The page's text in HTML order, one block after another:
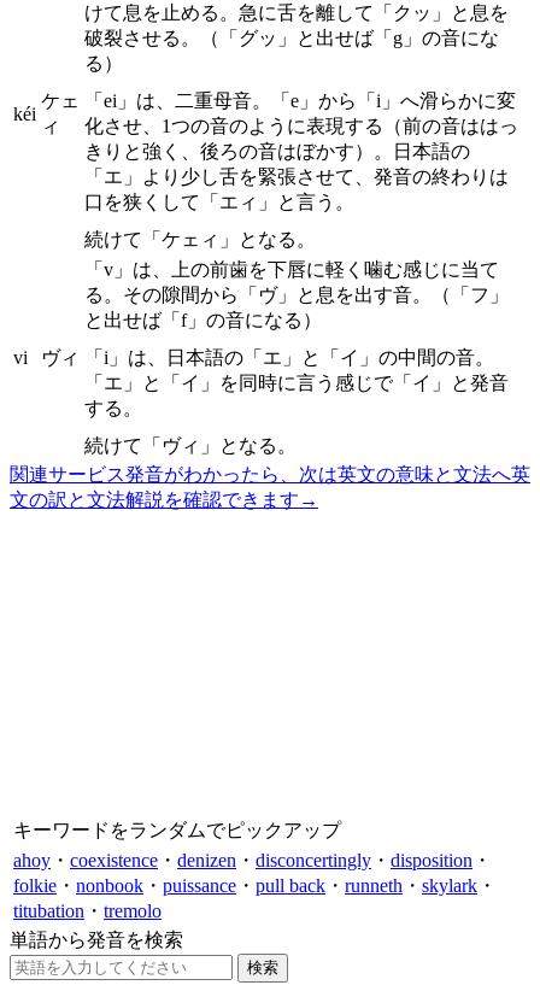
kéi
ケェ
ィ
けて息を止める。急に舌を離して「クッ」と息を
破裂させる。（「グッ」と出せば「g」の音にな
る）
「ei」は、二重母音。「e」から「i」へ滑らかに変
化させ、1つの音のように表現する（前の音ははっ
きりと強く、後ろの音はぼかす）。日本語の
「エ」より少し舌を緊張させて、発音の終わりは
口を狭くして「エィ」と言う。
続けて「ケェィ」となる。
vi ヴィ
「v」は、上の前歯を下唇に軽く噛む感じに当て
る。その隙間から「ヴ」と息を出す音。（「フ」
と出せば「f」の音になる）
「i」は、日本語の「エ」と「イ」の中間の音。
「エ」と「イ」を同時に言う感じで「イ」と発音
する。
続けて「ヴィ」となる。
関連サービス発音がわかったら、次は英文の意味と文法へ英
文の訳と文法解説を確認できます →
キーワードをランダムでピックアップ
ahoy ・ coexistence ・ denizen ・ disconcertingly ・ disposition ・
folkie ・ nonbook ・ puissance ・ pull back ・ runneth ・ skylark ・
titubation ・ tremolo
単語から発音を検索